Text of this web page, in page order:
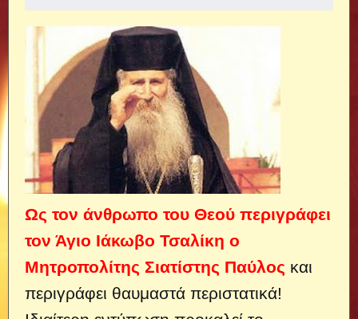
Ως τον άνθρωπο του Θεού περιγράφει
τον Άγιο Ιάκωβο Τσαλίκη ο
Μητροπολίτης Σιατίστης Παύλος και
περιγράφει θαυμαστά περιστατικά!